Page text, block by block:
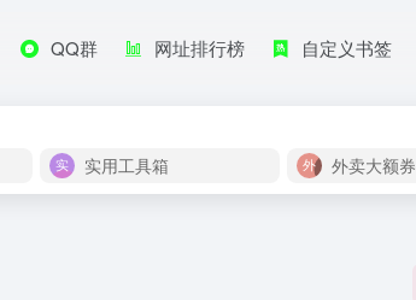
QQ群 网址排行榜 自定义书签
实用工具箱 外卖大额券